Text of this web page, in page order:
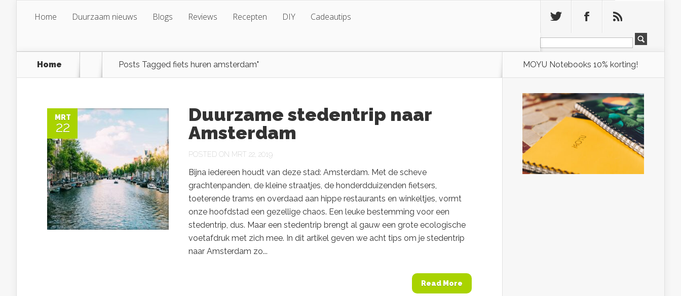
Home Duurzaam nieuws Blogs Reviews Recepten DIY Cadeautips
Home Posts Tagged fiets huren amsterdam"
MRT
22
Duurzame stedentrip naar
Amsterdam
POSTED ON MRT 22, 2019
Bijna iedereen houdt van deze stad: Amsterdam. Met de scheve
grachtenpanden, de kleine straatjes, de honderdduizenden fietsers,
toeterende trams en overdaad aan hippe restaurants en winkeltjes, vormt
onze hoofdstad een gezellige chaos. Een leuke bestemming voor een
stedentrip, dus. Maar een stedentrip brengt al gauw een grote ecologische
voetafdruk met zich mee. In dit artikel geven we acht tips om je stedentrip
naar Amsterdam zo...
Read More
MOYU Notebooks 10% korting!